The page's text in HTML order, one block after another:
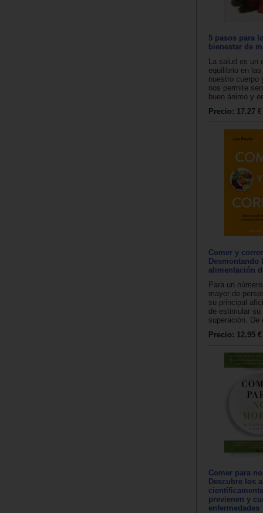
5 pasos para
bienestar de
La salud es un
equilibrio en
nuestro cuerpo
nos permite
buen ánimo y
Precio: 17.27 €
Comer y
Desmontando
alimentación
Para un
mayor de
su principal
de estimular su
superación. De
Precio: 12.95 €
Comer para
Descubre los
previenen y
enfermedades